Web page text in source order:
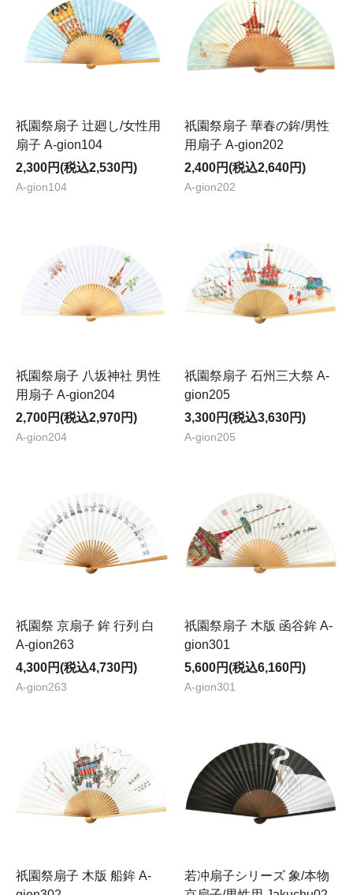
祇園祭扇子 辻廻し/女性用
扇子 A-gion104
2,300円(税込2,530円)
A-gion104
祇園祭扇子 華春の鉾/男性
用扇子 A-gion202
2,400円(税込2,640円)
A-gion202
祇園祭扇子 八坂神社 男性
用扇子 A-gion204
2,700円(税込2,970円)
A-gion204
祇園祭扇子 石州三大祭 A-
gion205
3,300円(税込3,630円)
A-gion205
祇園祭 京扇子 鉾 行列 白
A-gion263
4,300円(税込4,730円)
A-gion263
祇園祭扇子 木版 函谷鉾 A-
gion301
5,600円(税込6,160円)
A-gion301
祇園祭扇子 木版 船鉾 A-
若冲扇子シリーズ 象/本物